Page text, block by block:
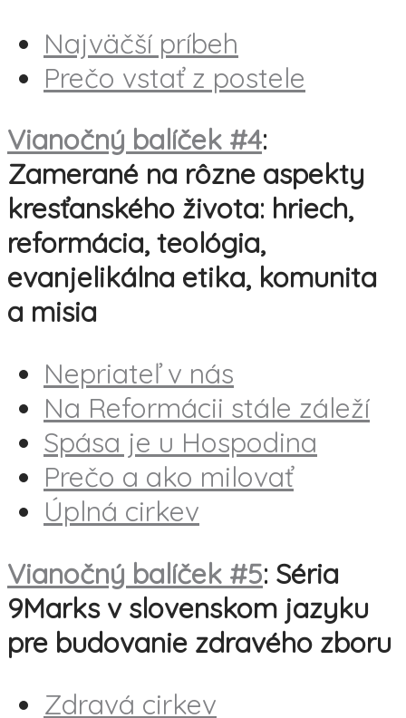
Najväčší príbeh
Prečo vstať z postele
Vianočný balíček #4:
Zamerané na rôzne aspekty
kresťanského života: hriech,
reformácia, teológia,
evanjelikálna etika, komunita
a misia
Nepriateľ v nás
Na Reformácii stále záleží
Spása je u Hospodina
Prečo a ako milovať
Úplná cirkev
Vianočný balíček #5: Séria
9Marks v slovenskom jazyku
pre budovanie zdravého zboru
Zdravá cirkev